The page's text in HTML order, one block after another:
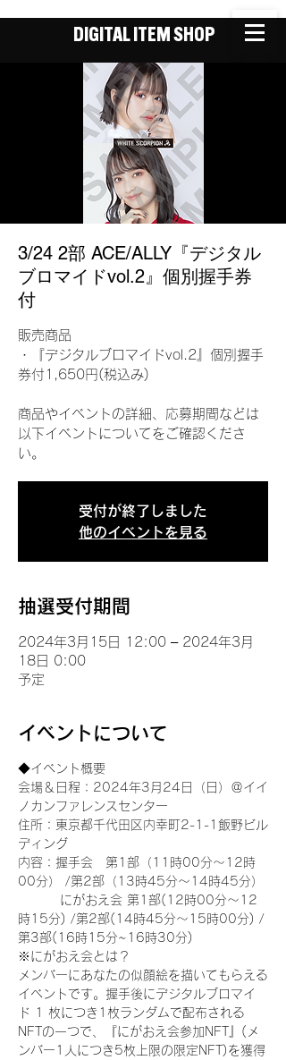
DIGITAL ITEM SHOP
3/24 2部 ACE/ALLY『デジタル
ブロマイドvol.2』個別握手券
付
販売商品
・『デジタルブロマイドvol.2』個別握手
券付1,650円(税込み)
商品やイベントの詳細、応募期間などは
以下イベントについてをご確認くださ
い。
受付が終了しました
他のイベントを見る
抽選受付期間
2024年3月15日 12:00 – 2024年3月
18日 0:00
予定
イベントについて
◆イベント概要
会場＆日程：2024年3月24日（日）＠イイ
ノカンファレンスセンター
住所：東京都千代田区内幸町2-1-1飯野ビル
ディング
内容：握手会　第1部（11時00分～12時
00分） /第2部（13時45分～14時45分）
にがおえ会 第1部(12時00分～12
時15分) /第2部(14時45分～15時00分) /
第3部(16時15分~16時30分)
※にがおえ会とは？
メンバーにあなたの似顔絵を描いてもらえる
イベントです。握手後にデジタルブロマイ
ド 1 枚につき1枚ランダムで配布される
NFTの一つで、『にがおえ会参加NFT』(メ
ンバー1人につき5枚上限の限定NFT)を獲得